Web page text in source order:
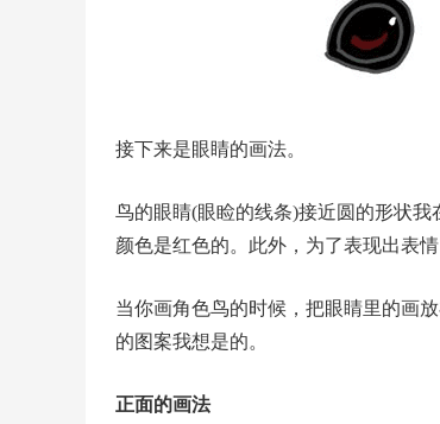
接下来是眼睛的画法。
鸟的眼睛(眼睑的线条)接近圆的形状
颜色是红色的。此外，为了表现出表
当你画角色鸟的时候，把眼睛里的画
的图案我想是的。
正面的画法